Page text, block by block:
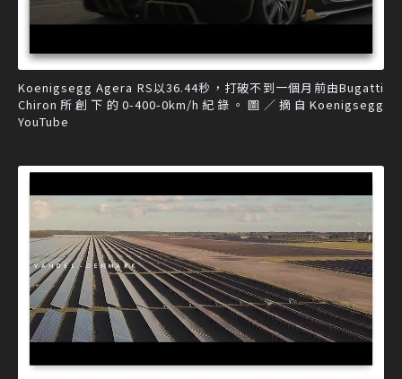
Koenigsegg Agera RS以36.44秒，打破不到一個月前由Bugatti
Chiron所創下的0-400-0km/h紀錄。圖／摘自Koenigsegg
YouTube